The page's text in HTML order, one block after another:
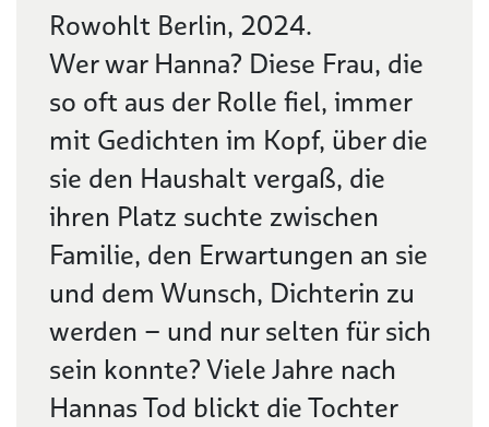
Rowohlt Berlin, 2024.
Wer war Hanna? Diese Frau, die
so oft aus der Rolle fiel, immer
mit Gedichten im Kopf, über die
sie den Haushalt vergaß, die
ihren Platz suchte zwischen
Familie, den Erwartungen an sie
und dem Wunsch, Dichterin zu
werden – und nur selten für sich
sein konnte? Viele Jahre nach
Hannas Tod blickt die Tochter